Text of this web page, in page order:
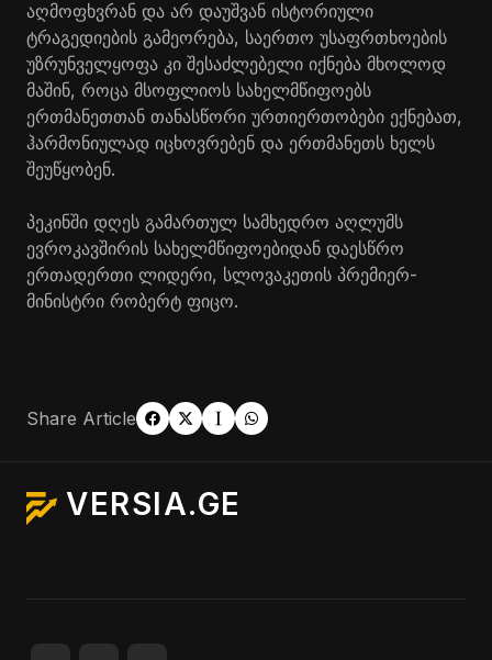
აღმოფხვრან და არ დაუშვან ისტორიული
ტრაგედიების გამეორება, საერთო უსაფრთხოების
უზრუნველყოფა კი შესაძლებელი იქნება მხოლოდ
მაშინ, როცა მსოფლიოს სახელმწიფოებს
ერთმანეთთან თანასწორი ურთიერთობები ექნებათ,
ჰარმონიულად იცხოვრებენ და ერთმანეთს ხელს
შეუწყობენ.
პეკინში დღეს გამართულ სამხედრო აღლუმს
ევროკავშირის სახელმწიფოებიდან დაესწრო
ერთადერთი ლიდერი, სლოვაკეთის პრემიერ-
მინისტრი რობერტ ფიცო.
Share Article
VERSIA.GE